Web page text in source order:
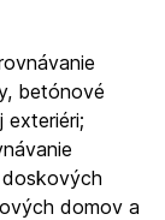
betónové
exteriéri;
domov a